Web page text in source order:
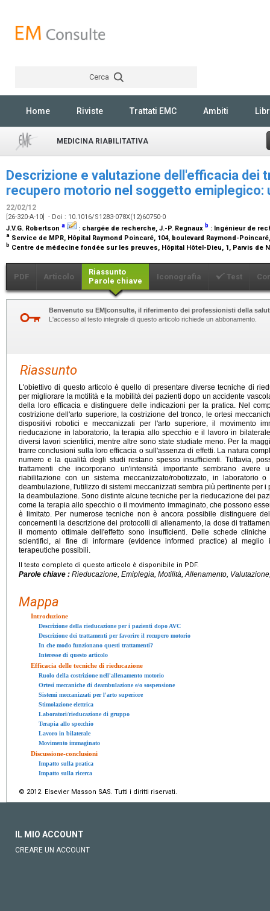
Cerca
Home Riviste Trattati EMC Ambiti
MEDICINA RIABILITATIVA
Descrizione e valutazione dell'efficacia dei
recupero motorio nel soggetto emiplegico:
22/02/12
[26-320-A-10] - Doi : 10.1016/S1283-078X(12)60750-0
J.V.G. Robertson a : chargée de recherche, J.-P. Regnaux b : Ingénieur de
a Service de MPR, Hôpital Raymond Poincaré, 104, boulevard Raymond-
b Centre de médecine fondée sur les preuves, Hôpital Hôtel-Dieu, 1, Parvis de
PDF Articolo
Riassunto
Parole chiave
Iconografia Test
Benvenuto su EM|consulte, il riferimento dei professionisti della
L'accesso al testo integrale di questo articolo richiede un abbonamento.
Riassunto
L'obiettivo di questo articolo è quello di presentare diverse tecniche di
per migliorare la motilità e la mobilità dei pazienti dopo un accidente
della loro efficacia e distinguere delle indicazioni per la pratica. Nel
costrizione dell'arto superiore, la costrizione del tronco, le ortesi
dispositivi robotici e meccanizzati per l'arto superiore, il movimento
rieducazione in laboratorio, la terapia allo specchio e il lavoro in
diversi lavori scientifici, mentre altre sono state studiate meno. Per la
trarre conclusioni sulla loro efficacia o sull'assenza di effetti. La natura
numero e la qualità degli studi restano spesso insufficienti. Tuttavia,
trattamenti che incorporano un'intensità importante sembrano avere
riabilitazione con un sistema meccanizzato/robotizzato, in laboratorio
deambulazione, l'utilizzo di sistemi meccanizzati sembra più pertinente per
la deambulazione. Sono distinte alcune tecniche per la rieducazione dei
come la terapia allo specchio o il movimento immaginato, che possono
è limitato. Per numerose tecniche non è ancora possibile distinguere
concernenti la descrizione dei protocolli di allenamento, la dose di
il momento ottimale dell'effetto sono insufficienti. Delle schede
scientifici, al fine di informare (evidence informed practice) al
terapeutiche possibili.
Il testo completo di questo articolo è disponibile in PDF.
Parole chiave : Rieducazione, Emiplegia, Motilità, Allenamento,
Mappa
Introduzione
Descrizione della rieducazione per i pazienti dopo AVC
Descrizione dei trattamenti per favorire il recupero motorio
In che modo funzionano questi trattamenti?
Interesse di questo articolo
Efficacia delle tecniche di rieducazione
Ruolo della costrizione nell'allenamento motorio
Ortesi meccaniche di deambulazione e/o sospensione
Sistemi meccanizzati per l'arto superiore
Stimolazione elettrica
Laboratori/rieducazione di gruppo
Terapia allo specchio
Lavoro in bilaterale
Movimento immaginato
Discussione-conclusioni
Impatto sulla pratica
Impatto sulla ricerca
© 2012 Elsevier Masson SAS. Tutti i diritti riservati.
IL MIO ACCOUNT
CREARE UN ACCOUNT